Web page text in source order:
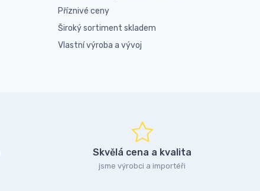
Příznivé ceny
Široký sortiment skladem
Vlastní výroba a vývoj
Skvělá cena a kvalita
jsme výrobci a importéři